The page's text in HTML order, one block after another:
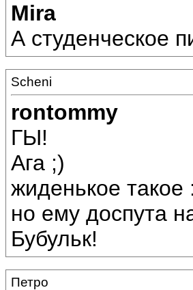
Mira
А студенческое
Scheni
rontommy
ГЫ!
Ага ;)
жиденькое такое
но ему доспута
Бубульк!
Петро